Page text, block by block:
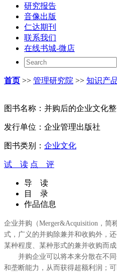
研究报告
音像出版
仁达期刊
联系我们
在线书城-微店
首页 >> 管理研究院 >> 知识产
图书名称： 并购后的企业文化
发行单位： 企业管理出版社
图书类别： 企业文化
试 读 点 评
导 读
目 录
作品信息
企业并购（Merger&Acquisition，
式，广义的并购除兼并和收购外，
某种程度、某种形式的兼并收购而
并购企业可以将本来分散在不同
和垄断能力，从而获得超额利润；